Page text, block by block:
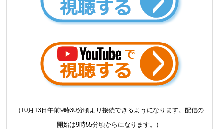
（10月13日午前9時30分頃より接続できるようになります。配信の
開始は9時55分頃からになります。）